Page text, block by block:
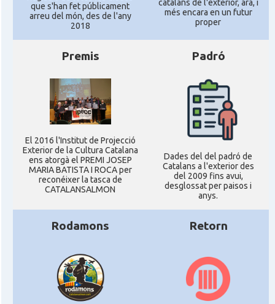
que s'han fet públicament
arreu del món, des de l'any
2018
catalans de l'exterior, ara, i
més encara en un futur
proper
Premis
El 2016 l'Institut de Projecció
Exterior de la Cultura Catalana
ens atorgà el PREMI JOSEP
MARIA BATISTA I ROCA per
reconéixer la tasca de
CATALANSALMON
Padró
Dades del del padró de
Catalans a l'exterior des
del 2009 fins avui,
desglossat per paisos i
anys.
Rodamons Retorn